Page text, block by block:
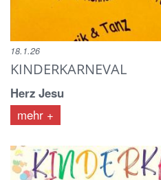
KINDERKARNEVAL
18.1.26
Herz Jesu
mehr